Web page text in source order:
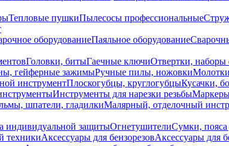
Тепловые пушкиПылесосы профессиональные
оборудованиеПаяльное оборудование
Головки, битыГаечные ключиОтвертки, наборы
гейферные зажимыРучные пилы, ножовки
инструментПлоскогубцы, круглогубцыКусачки,
Инструменты для нарезки резьбы
шпатели, гладилкиМалярный, отделочный
индивидуальной защитыОгнетушителиСумки, пояса
техникиАксессуары для бензорезовАксессуары для